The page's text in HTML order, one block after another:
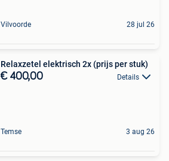
Vilvoorde 28 jul 26
Relaxzetel elektrisch 2x (prijs per stuk)
€ 400,00 Details
Temse 3 aug 26